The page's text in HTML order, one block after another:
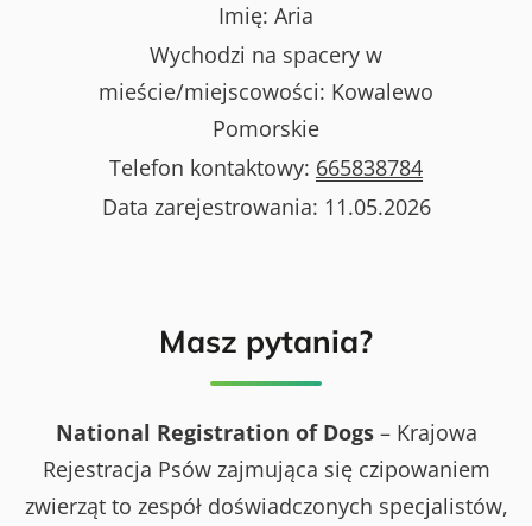
Imię: Aria
Wychodzi na spacery w
mieście/miejscowości: Kowalewo
Pomorskie
Telefon kontaktowy: 665838784
Data zarejestrowania: 11.05.2026
Masz pytania?
National Registration of Dogs– Krajowa
Rejestracja Psów zajmująca się czipowaniem
zwierząt to zespół doświadczonych specjalistów,